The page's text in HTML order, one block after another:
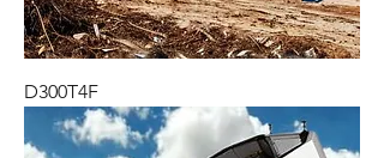
D300T4F